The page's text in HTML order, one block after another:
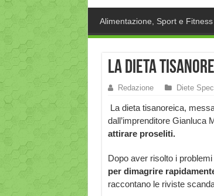
Alimentazione, Sport e Fitness
La dieta
Redazione Diete
La dieta tisanoreica,
dall’imprenditore Gianluca
attirare proseliti.
Dopo aver risolto i
per dimagrire
raccontano le riviste